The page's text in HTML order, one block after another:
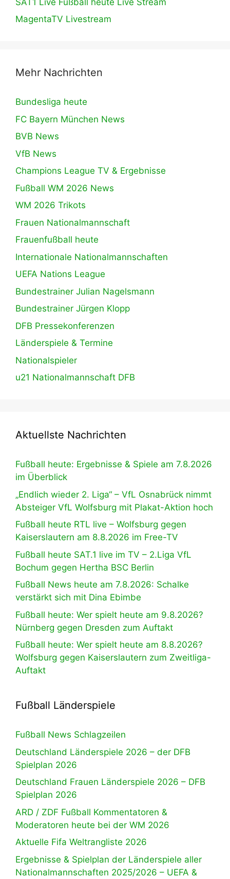
MagentaTV Livestream
Mehr Nachrichten
Bundesliga heute
FC Bayern München News
BVB News
VfB News
Champions League TV & Ergebnisse
Fußball WM 2026 News
WM 2026 Trikots
Frauen Nationalmannschaft
Frauenfußball heute
Internationale Nationalmannschaften
UEFA Nations League
Bundestrainer Julian Nagelsmann
Bundestrainer Jürgen Klopp
DFB Pressekonferenzen
Länderspiele & Termine
Nationalspieler
u21 Nationalmannschaft DFB
Aktuellste Nachrichten
Fußball heute: Ergebnisse & Spiele am 7.8.2026
im Überblick
„Endlich wieder 2. Liga“ – VfL Osnabrück nimmt
Absteiger VfL Wolfsburg mit Plakat-Aktion hoch
Fußball heute RTL live – Wolfsburg gegen
Kaiserslautern am 8.8.2026 im Free-TV
Fußball heute SAT.1 live im TV – 2.Liga VfL
Bochum gegen Hertha BSC Berlin
Fußball News heute am 7.8.2026: Schalke
verstärkt sich mit Dina Ebimbe
Fußball heute: Wer spielt heute am 9.8.2026?
Nürnberg gegen Dresden zum Auftakt
Fußball heute: Wer spielt heute am 8.8.2026?
Wolfsburg gegen Kaiserslautern zum Zweitliga-
Auftakt
Fußball Länderspiele
Fußball News Schlagzeilen
Deutschland Länderspiele 2026 – der DFB
Spielplan 2026
Deutschland Frauen Länderspiele 2026 – DFB
Spielplan 2026
ARD / ZDF Fußball Kommentatoren &
Moderatoren heute bei der WM 2026
Aktuelle Fifa Weltrangliste 2026
Ergebnisse & Spielplan der Länderspiele aller
Nationalmannschaften 2025/2026 – UEFA &